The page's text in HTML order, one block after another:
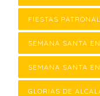
FIESTAS
SEMANA SANTA
SEMANA SANTA
GLORIAS DE